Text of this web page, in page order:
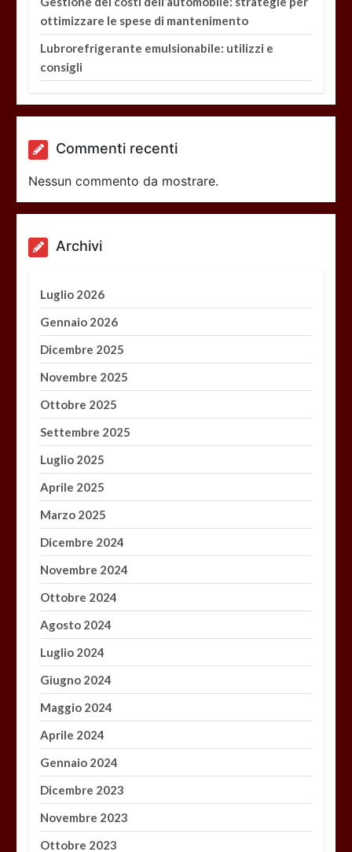
ottimizzare le spese di mantenimento
Lubrorefrigerante emulsionabile: utilizzi e
consigli
Commenti recenti
Nessun commento da mostrare.
Archivi
Luglio 2026
Gennaio 2026
Dicembre 2025
Novembre 2025
Ottobre 2025
Settembre 2025
Luglio 2025
Aprile 2025
Marzo 2025
Dicembre 2024
Novembre 2024
Ottobre 2024
Agosto 2024
Luglio 2024
Giugno 2024
Maggio 2024
Aprile 2024
Gennaio 2024
Dicembre 2023
Novembre 2023
Ottobre 2023